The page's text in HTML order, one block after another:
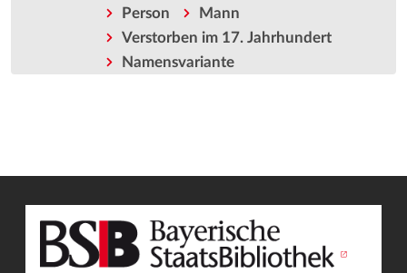
Person
Mann
Verstorben im 17. Jahrhundert
Namensvariante